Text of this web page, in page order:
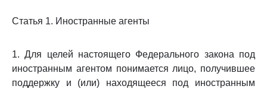
Статья 1. Иностранные агенты
1. Для целей настоящего Федерального закона под
иностранным агентом понимается лицо, получившее
поддержку и (или) находящееся под иностранным